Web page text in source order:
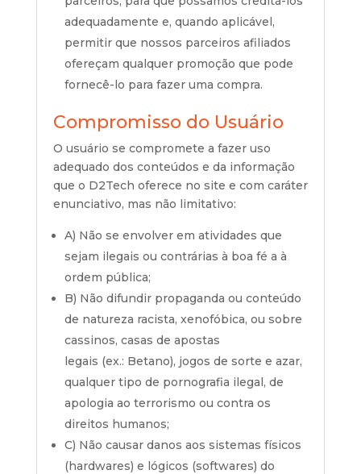
adequadamente e, quando aplicável,
permitir que nossos parceiros afiliados
ofereçam qualquer promoção que pode
fornecê-lo para fazer uma compra.
Compromisso do Usuário
O usuário se compromete a fazer uso
adequado dos conteúdos e da informação
que o D2Tech oferece no site e com caráter
enunciativo, mas não limitativo:
A) Não se envolver em atividades que
sejam ilegais ou contrárias à boa fé a à
ordem pública;
B) Não difundir propaganda ou conteúdo
de natureza racista, xenofóbica, ou sobre
cassinos, casas de apostas
legais (ex.: Betano), jogos de sorte e azar,
qualquer tipo de pornografia ilegal, de
apologia ao terrorismo ou contra os
direitos humanos;
C) Não causar danos aos sistemas físicos
(hardwares) e lógicos (softwares) do